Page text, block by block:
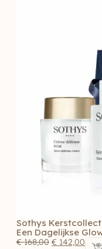
Sothys
Een Dagelijkse
€168,00 € 142,00